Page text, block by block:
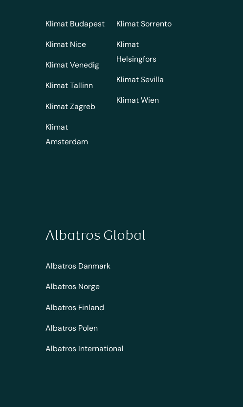
Klimat Budapest
Klimat Nice
Klimat Venedig
Klimat Tallinn
Klimat Zagreb
Klimat
Amsterdam
Klimat Sorrento
Klimat
Helsingfors
Klimat Sevilla
Klimat Wien
Albatros Global
Albatros Danmark
Albatros Norge
Albatros Finland
Albatros Polen
Albatros International